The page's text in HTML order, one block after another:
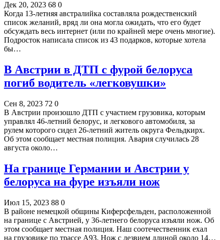
Дек 20, 2023 68 0
Когда 13-летняя австралийка составляла рождественский
список желаний, вряд ли она могла ожидать, что его будет
обсуждать весь интернет (или по крайней мере очень многие).
Подросток написала список из 43 подарков, которые хотела
бы…
В Австрии в ДТП с фурой белоруса
погиб водитель «легковушки»
Сен 8, 2023 72 0
В Австрии произошло ДТП с участием грузовика, которым
управлял 46-летний белорус, и легкового автомобиля, за
рулем которого сидел 26-летний житель округа Фельдкирх.
Об этом сообщает местная полиция. Авария случилась 28
августа около…
На границе Германии и Австрии у
белоруса на фуре изъяли нож
Июл 15, 2023 88 0
В районе немецкой общины Киферсфельден, расположенной
на границе с Австрией, у 36-летнего белоруса изъяли нож. Об
этом сообщает местная полиция. Наш соотечественник ехал
на грузовике по трассе А93. Нож с лезвием длиной около 14…